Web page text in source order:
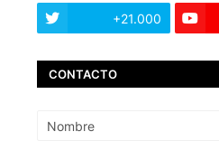
+21.000
CONTACTO